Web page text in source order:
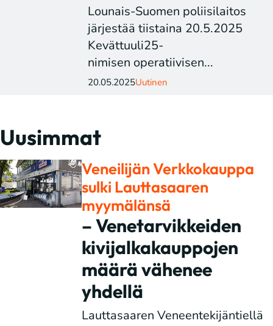
Lounais-Suomen poliisilaitos
järjestää tiistaina 20.5.2025
Kevättuuli25-
nimisen operatiivisen...
20.05.2025Uutinen
Uusimmat
Veneilijän Verkkokauppa
sulki Lauttasaaren
myymälänsä
– Venetarvikkeiden
kivijalkakauppojen
määrä vähenee
yhdellä
Lauttasaaren Veneentekijäntiellä